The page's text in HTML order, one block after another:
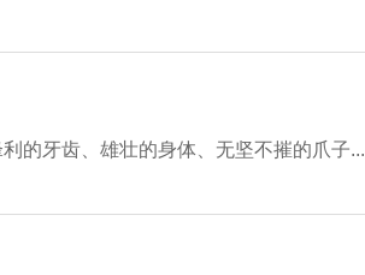
的牙齿、雄壮的身体、无坚不摧的爪子...